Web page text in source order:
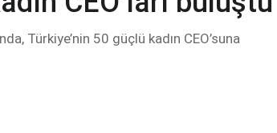
Türkiye’nin 50 güçlü kadın CEO’suna